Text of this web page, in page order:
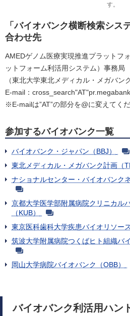
す。
「バイオバンク横断検索シス
合わせ先
AMEDゲノム医療実現推進プラットフ
ットフォーム利活用システム）事務局
（東北大学東北メディカル・メガバン
E-mail：
※E-mailは”AT”の部分を@に変えてくだ
参加するバイオバンク一覧
バイオバンク・ジャパン（BBJ）
東北メディカル・メガバンク計画（
ナショナルセンター・バイオバンク
京都大学医学部附属病院クリニカル
（KUB）
東京医科歯科大学疾患バイオリソー
筑波大学附属病院つくばヒト組織バ
岡山大学病院バイオバンク（OBB）
バイオバンク利活用ハン